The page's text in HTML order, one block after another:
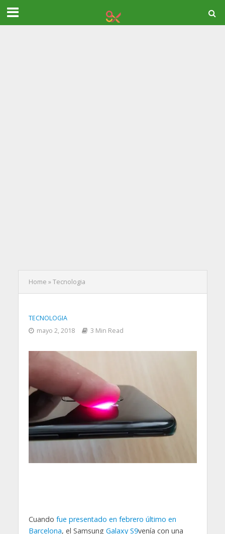
Home »Tecnologia
TECNOLOGIA
mayo 2, 2018
3 Min Read
Cuando fue presentado en febrero último en
Barcelona, el Samsung Galaxy S9venía con una